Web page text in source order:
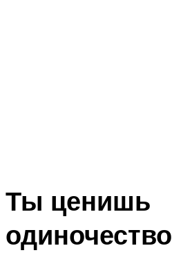
Ты ценишь
одиночество